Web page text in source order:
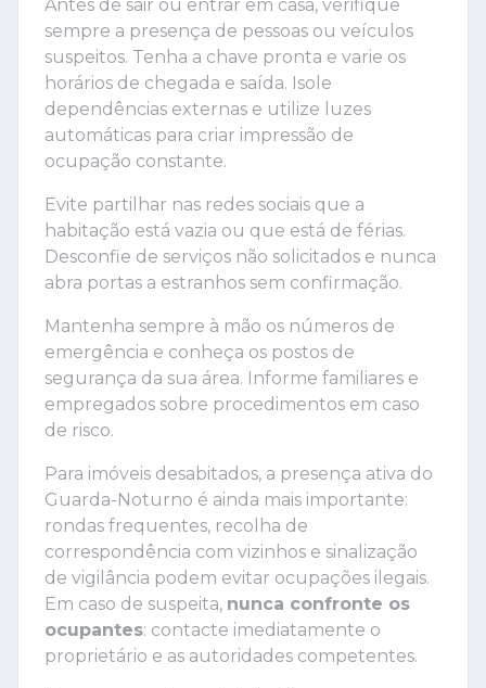
Antes de sair ou entrar em casa, verifique
sempre a presença de pessoas ou veículos
suspeitos. Tenha a chave pronta e varie os
horários de chegada e saída. Isole
dependências externas e utilize luzes
automáticas para criar impressão de
ocupação constante.
Evite partilhar nas redes sociais que a
habitação está vazia ou que está de férias.
Desconfie de serviços não solicitados e nunca
abra portas a estranhos sem confirmação.
Mantenha sempre à mão os números de
emergência e conheça os postos de
segurança da sua área. Informe familiares e
empregados sobre procedimentos em caso
de risco.
Para imóveis desabitados, a presença ativa do
Guarda-Noturno é ainda mais importante:
rondas frequentes, recolha de
correspondência com vizinhos e sinalização
de vigilância podem evitar ocupações ilegais.
Em caso de suspeita, nunca confronte os
ocupantes: contacte imediatamente o
proprietário e as autoridades competentes.